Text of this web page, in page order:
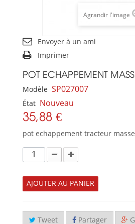
Agrandir l'image
Envoyer à un ami
Imprimer
POT ECHAPPEMENT
Modèle SP027007
État Nouveau
35,88 €
pot echappement tracteur
AJOUTER AU PANIER
Tweet Partager